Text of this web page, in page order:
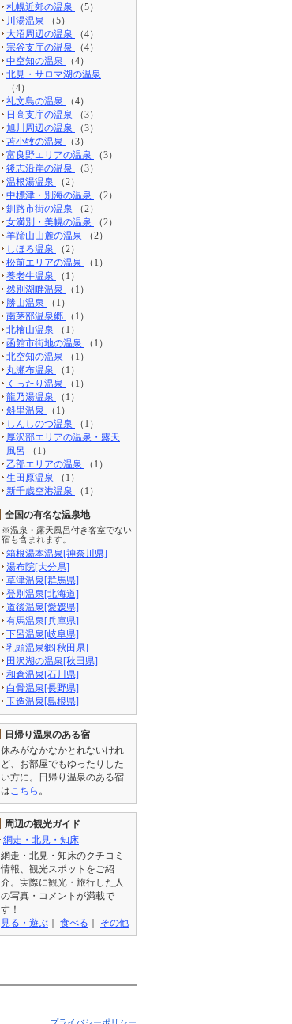
札幌近郊の温泉
（5）
川湯温泉
（5）
大沼周辺の温泉
（4）
宗谷支庁の温泉
（4）
中空知の温泉
（4）
北見・サロマ湖の温泉
（4）
礼文島の温泉
（4）
日高支庁の温泉
（3）
旭川周辺の温泉
（3）
苫小牧の温泉
（3）
富良野エリアの温泉
（3）
後志沿岸の温泉
（3）
温根湯温泉
（2）
中標津・別海の温泉
（2）
釧路市街の温泉
（2）
女満別・美幌の温泉
（2）
羊蹄山山麓の温泉
（2）
しほろ温泉
（2）
松前エリアの温泉
（1）
養老牛温泉
（1）
然別湖畔温泉
（1）
勝山温泉
（1）
南茅部温泉郷
（1）
北檜山温泉
（1）
函館市街地の温泉
（1）
北空知の温泉
（1）
丸瀬布温泉
（1）
くったり温泉
（1）
龍乃湯温泉
（1）
斜里温泉
（1）
しんしのつ温泉
（1）
厚沢部エリアの温泉・露天
風呂
（1）
乙部エリアの温泉
（1）
生田原温泉
（1）
新千歳空港温泉
（1）
全国の有名な温泉地
※温泉・露天風呂付き客室でない
宿も含まれます。
箱根湯本温泉[神奈川県]
湯布院[大分県]
草津温泉[群馬県]
登別温泉[北海道]
道後温泉[愛媛県]
有馬温泉[兵庫県]
下呂温泉[岐阜県]
乳頭温泉郷[秋田県]
田沢湖の温泉[秋田県]
和倉温泉[石川県]
白骨温泉[長野県]
玉造温泉[島根県]
日帰り温泉のある宿
休みがなかなかとれないけれ
ど、お部屋でもゆったりした
い方に。日帰り温泉のある宿
は こちら 。
周辺の観光ガイド
網走・北見・知床
網走・北見・知床のクチコミ
情報、観光スポットをご紹
介。実際に観光・旅行した人
の写真・コメントが満載で
す！
見る・遊ぶ ｜ 食べる ｜ その他